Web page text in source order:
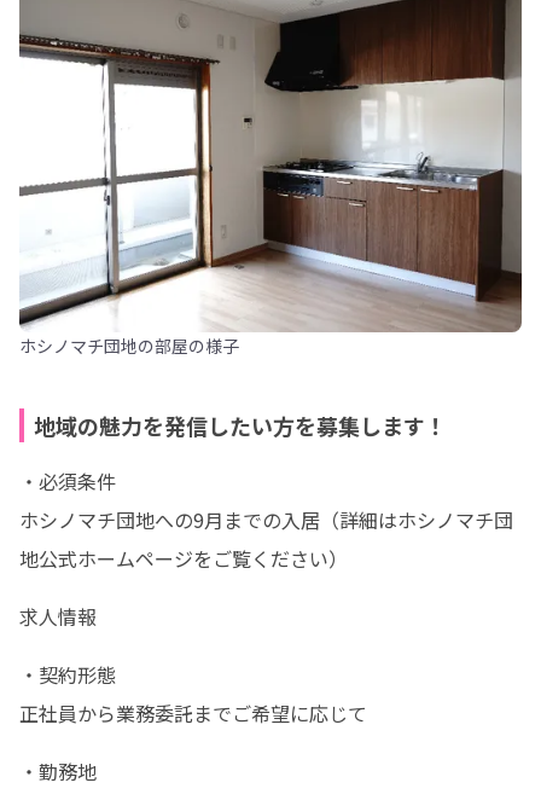
ホシノマチ団地の部屋の様子
地域の魅力を発信したい方を募集します！
・必須条件
ホシノマチ団地への9月までの入居（詳細はホシノマチ団
地公式ホームページをご覧ください）
求人情報
・契約形態
正社員から業務委託までご希望に応じて
・勤務地